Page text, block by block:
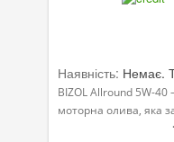
Наявність: Немає.
BIZOL Allround 5W-
моторна олива, яка